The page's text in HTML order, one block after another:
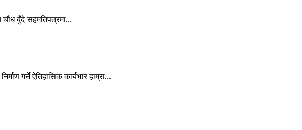
चौध बुँदे सहमतिपत्रमा...
गर्ने ऐतिहासिक कार्यभार हाम्रा...